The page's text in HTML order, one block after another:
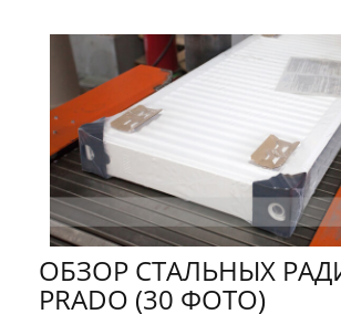
ОБЗОР СТАЛЬНЫХ
PRADO (30 ФОТО)